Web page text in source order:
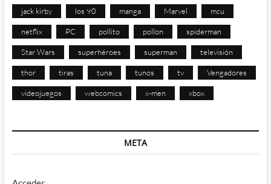
jack kirby los 90 manga Marvel mcu
netflix PC pollito pollon spiderman
Star Wars superhéroes superman televisión
thor tiras tuna tunos tv Vengadores
videojuegos webcomics x-men xbox
META